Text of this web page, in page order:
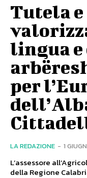
Tutela e
lingua
per
LA REDAZIONE - 1
L’assessore
della Regione